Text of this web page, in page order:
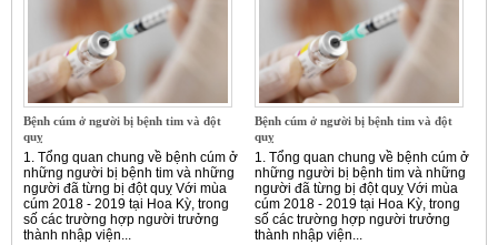
Bệnh cúm ở người bị bệnh tim và đột
quỵ
1. Tổng quan chung về bệnh cúm ở
những người bị bệnh tim và những
người đã từng bị đột quỵ Với mùa
cúm 2018 - 2019 tại Hoa Kỳ, trong
số các trường hợp người trưởng
thành nhập viện...
Bệnh cúm ở người bị bệnh tim và đột
quỵ
1. Tổng quan chung về bệnh cúm ở
những người bị bệnh tim và những
người đã từng bị đột quỵ Với mùa
cúm 2018 - 2019 tại Hoa Kỳ, trong
số các trường hợp người trưởng
thành nhập viện...